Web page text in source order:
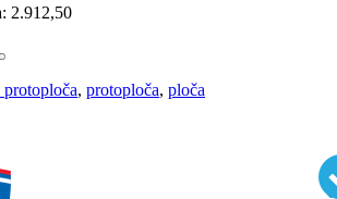
2.912,50
, protoploča, ploča